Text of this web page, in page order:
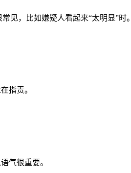
见，比如嫌疑人看起来“太明显”时。
指责。
气很重要。